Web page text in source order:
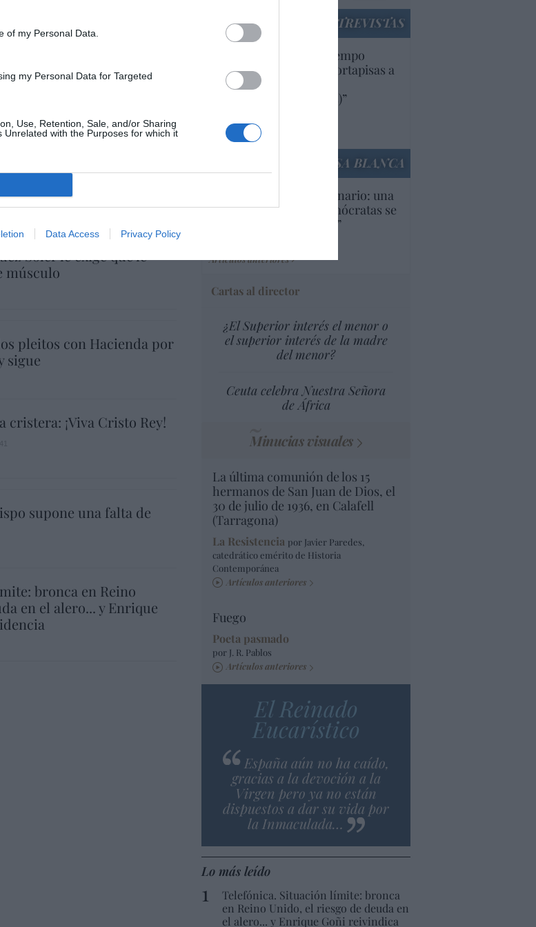
of my Personal Data.
my Personal Data for Targeted
Use, Retention, Sale, and/or Sharing
Unrelated with the Purposes for which it
Data Access Privacy Policy
a acabar con Onur
Soler le exige que le
músculo
pleitos con Hacienda por
sigue
cristera: ¡Viva Cristo Rey!
supone una falta de
bronca en Reino
en el alero... y Enrique
ENTREVISTAS
“Europa lleva mucho tiempo
poniendo aranceles y cortapisas a
productos y compañías
americanas (y europeas)”
Artículos anteriores
LA CASA BLANCA
EEUU. Inquietante escenario: una
tercera parte de los demócratas se
define como “socialista”
Artículos anteriores
Cartas al director
¿El Superior interés el menor o
el superior interés de la madre
del menor?
Ceuta celebra Nuestra Señora
de África
Minucias visuales
La última comunión de los 15
hermanos de San Juan de Dios, el
30 de julio de 1936, en Calafell
(Tarragona)
La Resistencia por Javier Paredes,
catedrático emérito de Historia
Contemporánea
Artículos anteriores
Fuego
Poeta pasmado
por J. R. Pablos
Artículos anteriores
El Reinado
Eucarístico
España aún no ha caído,
gracias a la devoción a la
Virgen pero ya no están
dispuestos a dar su vida por
la Inmaculada…
Lo más leído
Telefónica. Situación límite: bronca
en Reino Unido, el riesgo de deuda en
el alero... y Enrique Goñi reivindica